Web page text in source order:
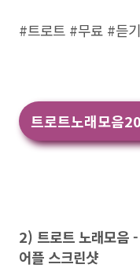
#트로트 #무료 #듣
2) 트로트 노래모음
어플 스크린샷